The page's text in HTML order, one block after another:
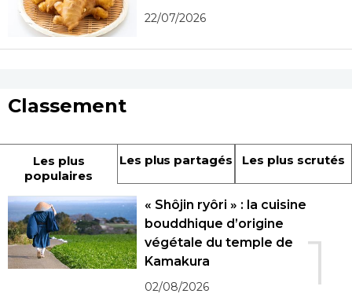
22/07/2026
Classement
Les plus
populaires
Les plus partagés Les plus scrutés
1
« Shôjin ryôri » : la cuisine
bouddhique d’origine
végétale du temple de
Kamakura
02/08/2026